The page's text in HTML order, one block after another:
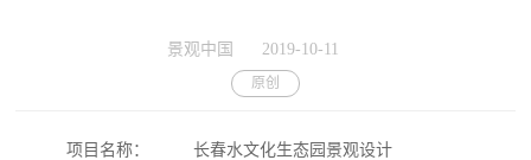
景观中国 2019-10-11
原创
项目名称：
长春水文化生态园景观设计